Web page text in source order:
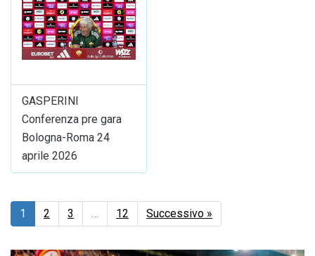
GASPERINI
Conferenza pre gara
Bologna-Roma 24
aprile 2026
1 2 3 … 12 Successivo »